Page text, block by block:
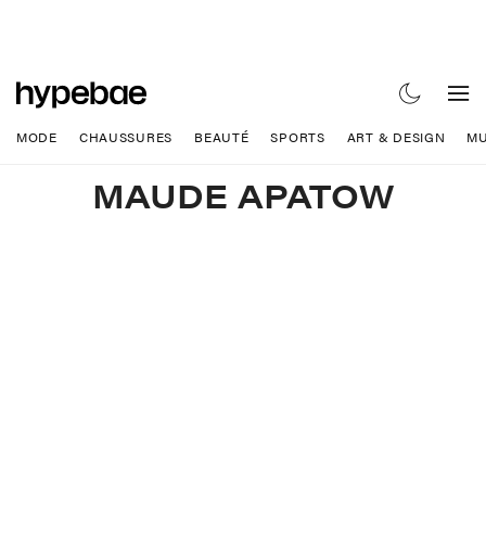
MODE CHAUSSURES BEAUTÉ SPORTS ART & DESIGN
MAUDE APATOW